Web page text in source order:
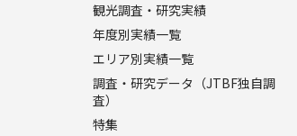
観光調査・研究実績
年度別実績一覧
エリア別実績一覧
調査・研究データ（JTBF独自調
査）
特集